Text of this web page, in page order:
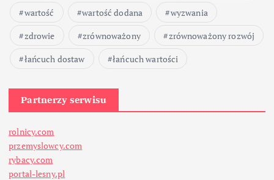
wartość
wartość dodana
wyzwania
zdrowie
zrównoważony
zrównoważony rozwój
łańcuch dostaw
łańcuch wartości
Partnerzy serwisu
rolnicy.com
przemyslowcy.com
rybacy.com
portal-lesny.pl